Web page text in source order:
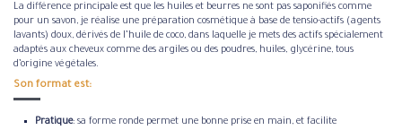
La différence principale est que les huiles et beurres ne sont pas saponifiés comme
pour un savon, je réalise une préparation cosmétique à base de tensio-actifs (agents
lavants) doux, dérivés de l’huile de coco, dans laquelle je mets des actifs spécialement
adaptés aux cheveux comme des argiles ou des poudres, huiles, glycérine, tous
d’origine végétales.
Son format est:
Pratique: sa forme ronde permet une bonne prise en main, et facilite